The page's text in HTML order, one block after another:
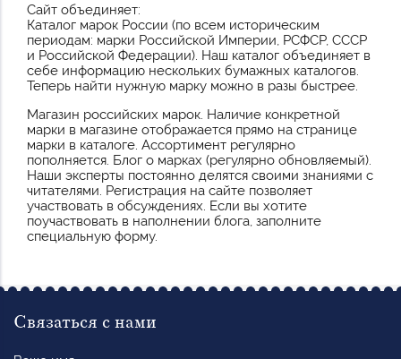
Сайт объединяет:
Каталог марок России (по всем историческим
периодам: марки Российской Империи, РСФСР, СССР
и Российской Федерации). Наш каталог объединяет в
себе информацию нескольких бумажных каталогов.
Теперь найти нужную марку можно в разы быстрее.
Магазин российских марок. Наличие конкретной
марки в магазине отображается прямо на странице
марки в каталоге. Ассортимент регулярно
пополняется. Блог о марках (регулярно обновляемый).
Наши эксперты постоянно делятся своими знаниями с
читателями. Регистрация на сайте позволяет
участвовать в обсуждениях. Если вы хотите
поучаствовать в наполнении блога, заполните
специальную форму.
Связаться с нами